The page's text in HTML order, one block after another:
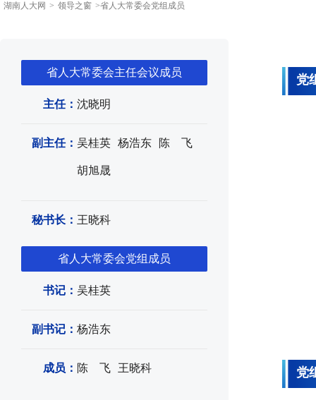
湖南人大网 > 领导之窗 >省人大常委会党组成员
省人大常委会主任会议成员
主任：沈晓明
副主任：吴桂英 杨浩东 陈 飞
胡旭晟
秘书长： 王晓科
省人大常委会党组成员
书记：吴桂英
副书记：杨浩东
成员： 陈 飞 王晓科
党
党